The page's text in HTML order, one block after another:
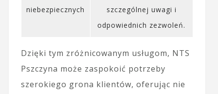
niebezpiecznych
szczególnej uwagi i
odpowiednich zezwoleń.
Dzięki tym zróżnicowanym usługom, NTS
Pszczyna może zaspokoić potrzeby
szerokiego grona klientów, oferując nie